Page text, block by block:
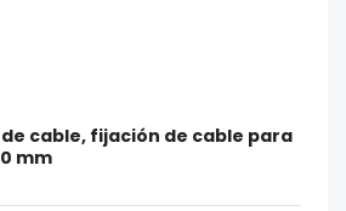
cable, fijación de cable para
mm